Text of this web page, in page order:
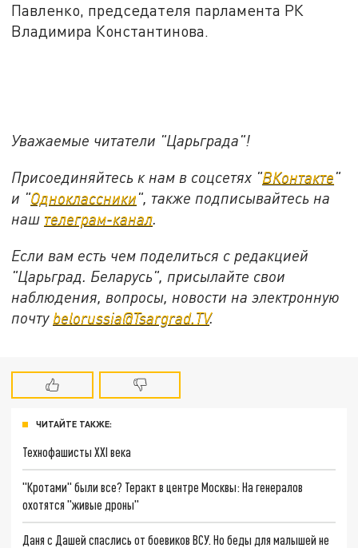
Павленко, председателя парламента РК
Владимира Константинова.
Уважаемые читатели "Царьграда"!
Присоединяйтесь к нам в соцсетях "ВКонтакте"
и "Одноклассники", также подписывайтесь на
наш телеграм-канал.
Если вам есть чем поделиться с редакцией
"Царьград. Беларусь", присылайте свои
наблюдения, вопросы, новости на электронную
почту belorussia@Tsargrad.TV.
ЧИТАЙТЕ ТАКЖЕ:
Технофашисты XXI века
"Кротами" были все? Теракт в центре Москвы: На генералов
охотятся "живые дроны"
Даня с Дашей спаслись от боевиков ВСУ. Но беды для малышей не